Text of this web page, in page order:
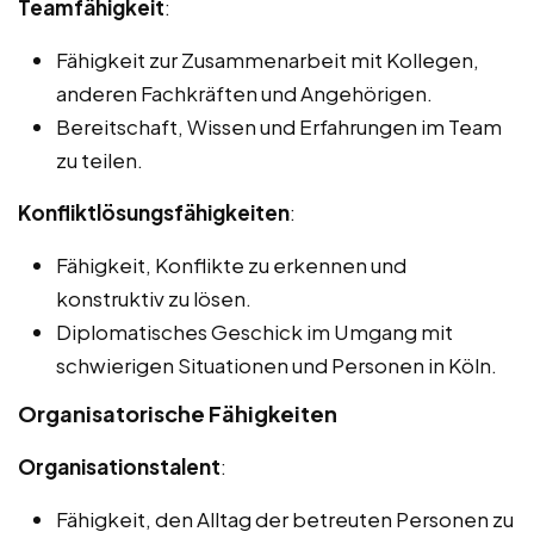
Teamfähigkeit:
Fähigkeit zur Zusammenarbeit mit Kollegen,
anderen Fachkräften und Angehörigen.
Bereitschaft, Wissen und Erfahrungen im Team
zu teilen.
Konfliktlösungsfähigkeiten:
Fähigkeit, Konflikte zu erkennen und
konstruktiv zu lösen.
Diplomatisches Geschick im Umgang mit
schwierigen Situationen und Personen in Köln.
Organisatorische Fähigkeiten
Organisationstalent:
Fähigkeit, den Alltag der betreuten Personen zu